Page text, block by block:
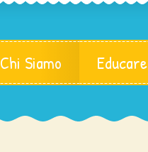
Chi Siamo Educare